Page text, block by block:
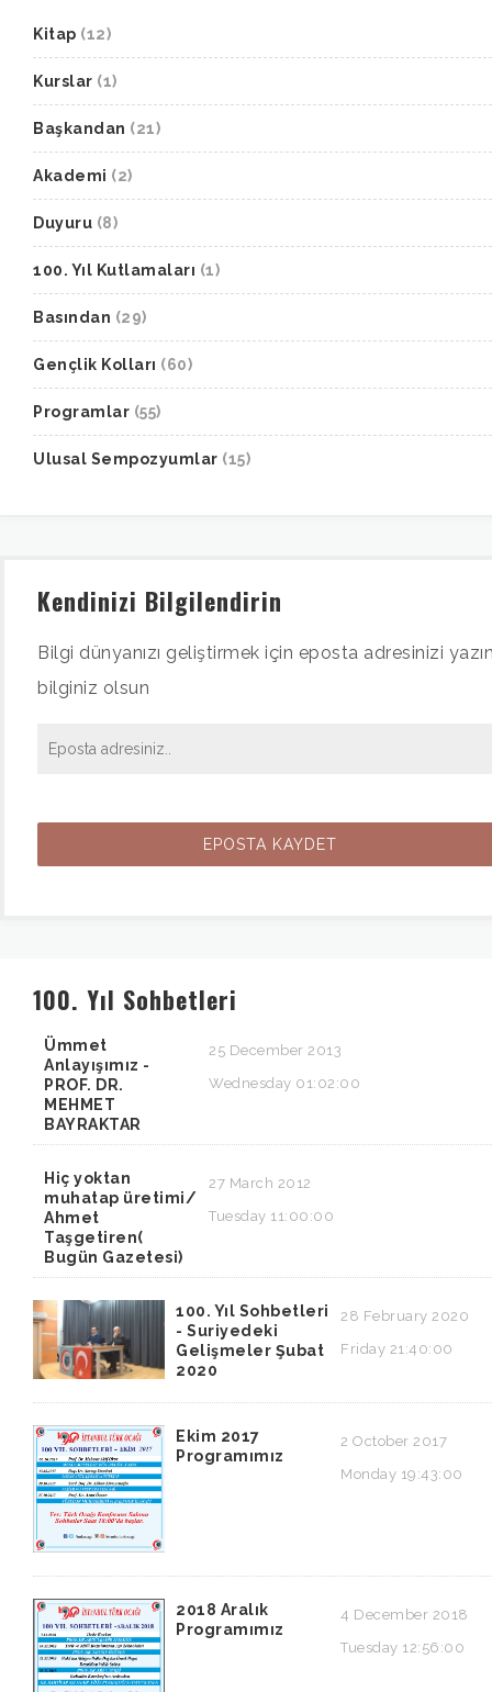
Kitap (12)
Kurslar (1)
Başkandan (21)
Akademi (2)
Duyuru (8)
100. Yıl Kutlamaları (1)
Basından (29)
Gençlik Kolları (60)
Programlar (55)
Ulusal Sempozyumlar (15)
Kendinizi Bilgilendirin
Bilgi dünyanızı geliştirmek için eposta adresinizi
bilginiz olsun
100. Yıl Sohbetleri
Ümmet
Anlayışımız -
PROF. DR.
MEHMET
BAYRAKTAR
25 December 2013
Wednesday 01:02:00
Hiç yoktan
muhatap üretimi/
Ahmet
Taşgetiren(
Bugün Gazetesi)
27 March 2012
Tuesday 11:00:00
100. Yıl Sohbetleri
- Suriyedeki
Gelişmeler Şubat
2020
28 February 2020
Friday 21:40:00
Ekim 2017
Programımız
2 October 2017
Monday 19:43:00
2018 Aralık
Programımız
4 December 2018
Tuesday 12:56:00